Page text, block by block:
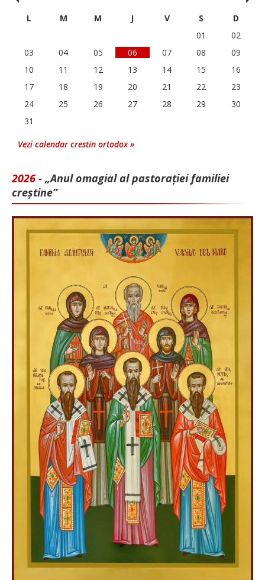
L M M J V S
D
01
02
03
04 05 06 07 08
09
10
11 12 13 14 15
16
17
18 19 20 21 22
23
24
25 26 27 28 29
30
31
Vezi calendar crestin ortodox »
2026 - „Anul omagial al pastorației familiei
creștine”